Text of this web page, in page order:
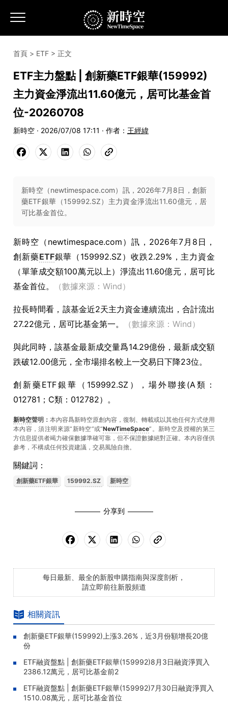
首頁 > ETF > 正文
ETF主力盤點 | 創新藥ETF銀華(159992)
主力資金淨流出11.60億元，居可比基金首
位-20260708
新時空 · 2026/07/08 17:11 · 作者： 王經緯
新時空（newtimespace.com）訊，2026年7月8日，創新
藥ETF銀華（159992.SZ）主力資金淨流出11.60億元，居
可比基金首位。
新時空（ newtimespace.com ）訊， 2026年7月8日，
創新藥ETF銀華（159992.SZ）收跌2.29%，主力資金
（單筆成交額100萬元以上）淨流出11.60億元，居可比
基金首位。
（數據來源：Wind）
拉長時間看，該基金近2天主力資金連續流出，合計流出
27.22億元，居可比基金第一。
（數據來源：Wind）
與此同時，該基金最新成交量爲14.29億份，最新成交額
跌破12.00億元，全市場排名較上一交易日下降23位。
創新藥ETF銀華（159992.SZ），場外聯接(A類：
012781；C類：012782）。
新時空聲明： 本內容爲新時空原創內容，復制、轉載或以其他任何方式使用
本內容，須注明來源“新時空”或“NewTimeSpace”。新時空及授權的第三
方信息提供者竭力確保數據準確可靠，但不保證數據絕對正確。本內容僅供
參考，不構成任何投資建議，交易風險自擔。
關鍵詞：
創新藥ETF銀華 159992.SZ 新時空
分享到
每日最新、最全的新股申購指南與深度剖析，
請立即前往新股頻道
相關資訊
創新藥ETF銀華(159992)上漲3.26%，近3月份額增長20億
份
ETF融資盤點 | 創新藥ETF銀華(159992)8月3日融資淨買入
2386.12萬元，居可比基金前2
ETF融資盤點 | 創新藥ETF銀華(159992)7月30日融資淨買入
1510.08萬元，居可比基金首位